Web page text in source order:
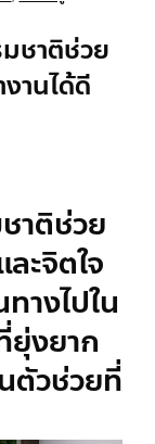
ชาติช่วย
านได้ดี
าติช่วย
ะจิตใจ
างไปใน
ยุ่งยาก
ตัวช่วยที่